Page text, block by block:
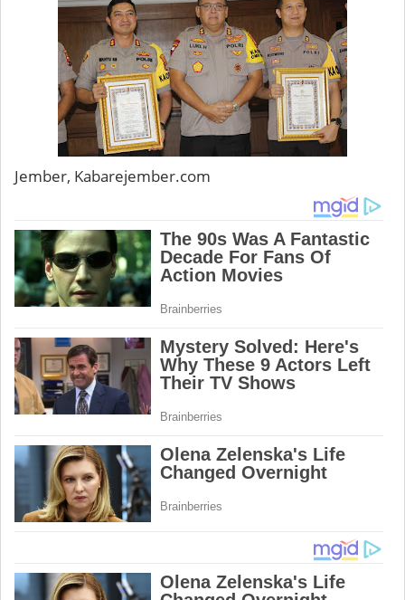
Jember, Kabarejember.com